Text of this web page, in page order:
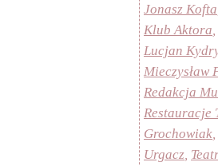
Jonasz Kofta
Klub Aktora,
Lucjan
Mieczysław
Redakcja
Restauracje
Grochowiak,
Urgacz,